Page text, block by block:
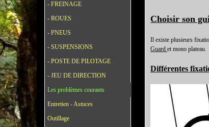
- FREINAGE
- ROUES
- PNEUS
- SUSPENSIONS
- POSTE DE PILOTAGE
- JEU DE DIRECTION
Les problèmes courants
Entretien - Astuces
Outillage
Choisir son
Il existe plusieurs
Guard et mono plateau.
Différentes